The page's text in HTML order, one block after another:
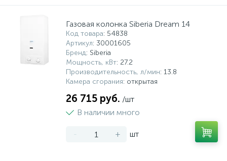
Газовая колонка Siberia Dream 14
Код товара: 54838
Артикул: 30001605
Бренд: Siberia
Мощность, кВт: 27.2
Производительность, л/мин: 13.8
Камера сгорания: открытая
26 715 руб. /шт
В наличии много
- + шт
Фильтры под мойку